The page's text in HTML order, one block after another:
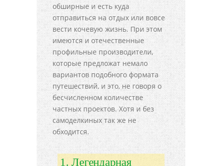
обширные и есть куда
отправиться на отдых или вовсе
вести кочевую жизнь. При этом
имеются и отечественные
профильные производители,
которые предложат немало
вариантов подобного формата
путешествий, и это, не говоря о
бесчисленном количестве
частных проектов. Хотя и без
самоделкиных так же не
обходится.
1. Легендарная